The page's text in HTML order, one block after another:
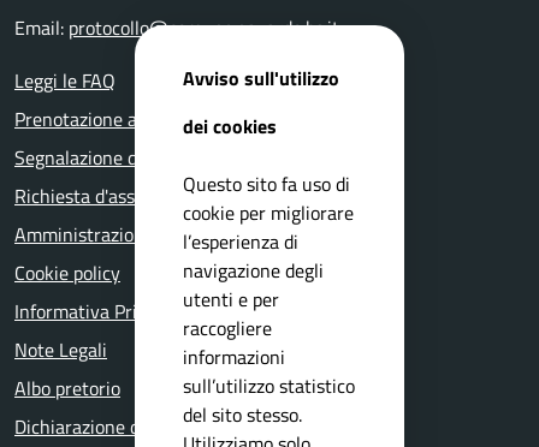
Email: protocollo@comune.gavardo.bs.it
Leggi le FAQ
Prenotazione appuntamento
Segnalazione disservizio
Richiesta d'assistenza
Amministrazione trasparente
Cookie policy
Informativa Privacy
Note Legali
Albo pretorio
Dichiarazione di accessibilità
Avviso sull'utilizzo
dei cookies
Questo sito fa uso di
cookie per migliorare
l’esperienza di
navigazione degli
utenti e per
raccogliere
informazioni
sull’utilizzo statistico
del sito stesso.